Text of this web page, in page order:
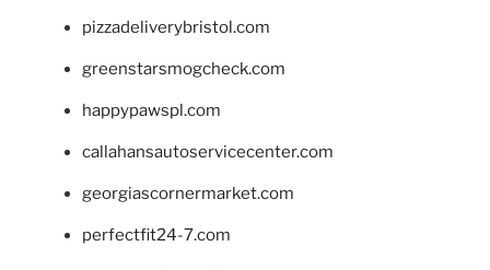
pizzadeliverybristol.com
greenstarsmogcheck.com
happypawspl.com
callahansautoservicecenter.com
georgiascornermarket.com
perfectfit24-7.com